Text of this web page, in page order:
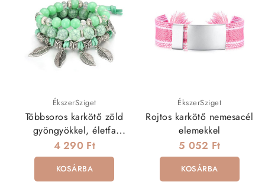
ÉkszerSziget
Többsoros karkötő zöld
gyöngyökkel, életfa
dísszel
4 290 Ft
KOSÁRBA
ÉkszerSziget
Rojtos karkötő nemesacél
elemekkel
5 052 Ft
KOSÁRBA